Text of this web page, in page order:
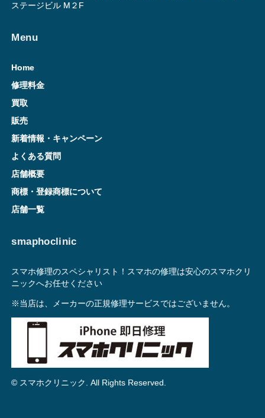
ステージビル M２F
Menu
Home
修理料金
買取
販売
新着情報・キャンペーン
よくある質問
店舗概要
商標・登録商標について
店舗一覧
smaphoclinic
スマホ修理のスペシャリスト！スマホの修理は安心のスマホクリ
ニックへお任せください
※当店は、メーカーの正規修理サービスではございません。
© スマホクリニック. All Rights Reserved.